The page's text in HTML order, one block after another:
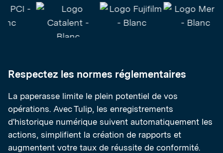
Respectez les normes réglementaires
La paperasse limite le plein potentiel de vos
opérations. Avec Tulip, les enregistrements
d'historique numérique suivent automatiquement les
actions, simplifient la création de rapports et
augmentent votre taux de réussite de conformité.